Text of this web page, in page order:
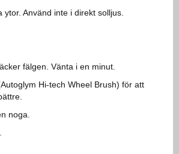
Använd inte i direkt solljus.
fälgen. Vänta i en minut.
Hi-tech Wheel Brush) för att
noga.